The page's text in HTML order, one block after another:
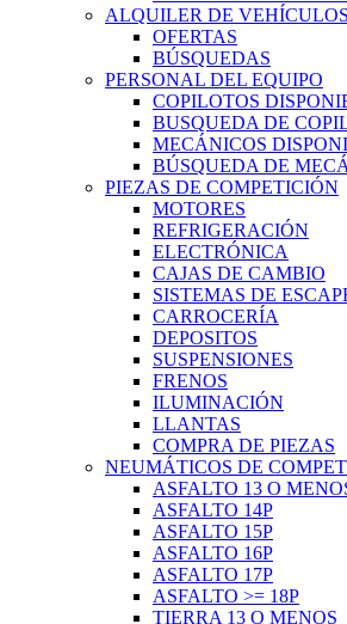
ALQUILER DE
OFERTAS
BÚSQUEDAS
PERSONAL DEL EQUIPO
COPILOTOS
BUSQUEDA DE
MECÁNICOS
BÚSQUEDA DE
PIEZAS DE COMPETICIÓN
MOTORES
REFRIGERACIÓN
ELECTRÓNICA
CAJAS DE CAMBIO
SISTEMAS DE
CARROCERÍA
DEPOSITOS
SUSPENSIONES
FRENOS
ILUMINACIÓN
LLANTAS
COMPRA DE PIEZAS
NEUMÁTICOS DE
ASFALTO 13 O
ASFALTO 14P
ASFALTO 15P
ASFALTO 16P
ASFALTO 17P
ASFALTO >= 18P
TIERRA 13 O MENOS